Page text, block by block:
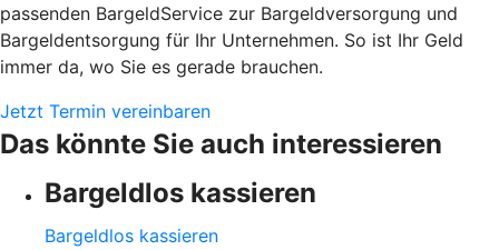
passenden BargeldService zur Bargeldversorgung und
Bargeldentsorgung für Ihr Unternehmen. So ist Ihr Geld
immer da, wo Sie es gerade brauchen.
Jetzt Termin vereinbaren
Das könnte Sie auch interessieren
Bargeldlos kassieren
Bargeldlos kassieren